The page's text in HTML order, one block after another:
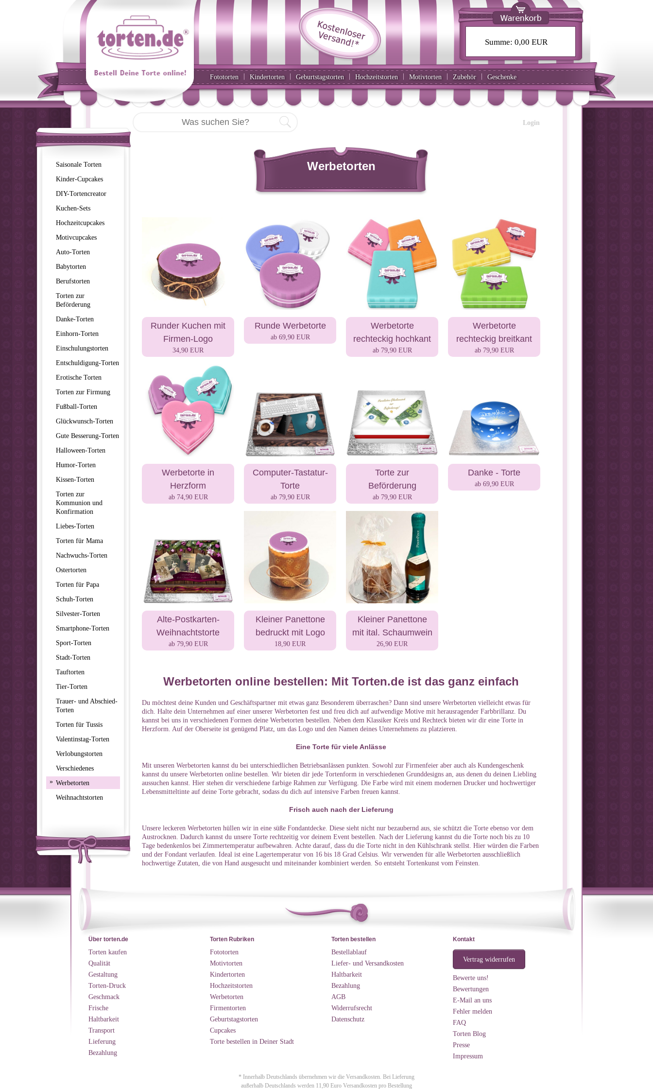
Fototorten | Kindertorten | Geburtstagstorten | Hochzeitstorten | Motivtorten | Zubehör | Geschenke
Summe: 0,00 EUR
Saisonale Torten
Kinder-Cupcakes
DIY-Tortencreator
Kuchen-Sets
Hochzeitcupcakes
Motivcupcakes
Auto-Torten
Babytorten
Berufstorten
Torten zur
Beförderung
Danke-Torten
Einhorn-Torten
Einschulungstorten
Entschuldigung-Torten
Erotische Torten
Torten zur Firmung
Fußball-Torten
Glückwunsch-Torten
Gute Besserung-Torten
Halloween-Torten
Humor-Torten
Kissen-Torten
Torten zur
Kommunion und
Konfirmation
Liebes-Torten
Torten für Mama
Nachwuchs-Torten
Ostertorten
Torten für Papa
Schuh-Torten
Silvester-Torten
Smartphone-Torten
Sport-Torten
Stadt-Torten
Tauftorten
Tier-Torten
Trauer- und Abschied-
Torten
Torten für Tussis
Valentinstag-Torten
Verlobungstorten
Verschiedenes
» Werbetorten
Weihnachtstorten
Login
Werbetorten
Runder Kuchen mit
Firmen-Logo
34,90 EUR
Runde Werbetorte
ab 69,90 EUR
Werbetorte
rechteckig hochkant
ab 79,90 EUR
Werbetorte
rechteckig breitkant
ab 79,90 EUR
Werbetorte in
Herzform
ab 74,90 EUR
Computer-Tastatur-
Torte
ab 79,90 EUR
Torte zur
Beförderung
ab 79,90 EUR
Danke - Torte
ab 69,90 EUR
Alte-Postkarten-
Weihnachtstorte
ab 79,90 EUR
Kleiner Panettone
bedruckt mit Logo
18,90 EUR
Kleiner Panettone
mit ital. Schaumwein
26,90 EUR
Werbetorten online bestellen: Mit Torten.de ist das ganz einfach
Du möchtest deine Kunden und Geschäftspartner mit etwas ganz Besonderem überraschen? Dann sind unsere Werbetorten vielleicht etwas für
dich. Halte dein Unternehmen auf einer unserer Werbetorten fest und freu dich auf aufwendige Motive mit herausragender Farbbrillanz. Du
kannst bei uns in verschiedenen Formen deine Werbetorten bestellen. Neben dem Klassiker Kreis und Rechteck bieten wir dir eine Torte in
Herzform. Auf der Oberseite ist genügend Platz, um das Logo und den Namen deines Unternehmens zu platzieren.
Eine Torte für viele Anlässe
Mit unseren Werbetorten kannst du bei unterschiedlichen Betriebsanlässen punkten. Sowohl zur Firmenfeier aber auch als Kundengeschenk
kannst du unsere Werbetorten online bestellen. Wir bieten dir jede Tortenform in verschiedenen Grunddesigns an, aus denen du deinen Liebling
aussuchen kannst. Hier stehen dir verschiedene farbige Rahmen zur Verfügung. Die Farbe wird mit einem modernen Drucker und hochwertiger
Lebensmitteltinte auf deine Torte gebracht, sodass du dich auf intensive Farben freuen kannst.
Frisch auch nach der Lieferung
Unsere leckeren Werbetorten hüllen wir in eine süße Fondantdecke. Diese sieht nicht nur bezaubernd aus, sie schützt die Torte ebenso vor dem
Austrocknen. Dadurch kannst du unsere Torte rechtzeitig vor deinem Event bestellen. Nach der Lieferung kannst du die Torte noch bis zu 10
Tage bedenkenlos bei Zimmertemperatur aufbewahren. Achte darauf, dass du die Torte nicht in den Kühlschrank stellst. Hier würden die Farben
und der Fondant verlaufen. Ideal ist eine Lagertemperatur von 16 bis 18 Grad Celsius. Wir verwenden für alle Werbetorten ausschließlich
hochwertige Zutaten, die von Hand ausgesucht und miteinander kombiniert werden. So entsteht Tortenkunst vom Feinsten.
Über torten.de
Torten kaufen
Qualität
Gestaltung
Torten-Druck
Geschmack
Frische
Haltbarkeit
Transport
Lieferung
Bezahlung
Torten Rubriken
Fototorten
Motivtorten
Kindertorten
Hochzeitstorten
Werbetorten
Firmentorten
Geburtstagstorten
Cupcakes
Torte bestellen in Deiner Stadt
Torten bestellen
Bestellablauf
Liefer- und Versandkosten
Haltbarkeit
Bezahlung
AGB
Widerrufsrecht
Datenschutz
Kontakt
Vertrag widerrufen
Bewerte uns!
Bewertungen
E-Mail an uns
Fehler melden
FAQ
Torten Blog
Presse
Impressum
* Innerhalb Deutschlands übernehmen wir die Versandkosten. Bei Lieferung
außerhalb Deutschlands werden 11,90 Euro Versandkosten pro Bestellung